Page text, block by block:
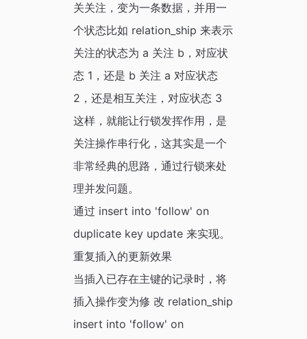
关关注，变为一条数据，并用一
个状态比如 relation_ship 来表示
关注的状态为 a 关注 b，对应状
态 1，还是 b 关注 a 对应状态
2，还是相互关注，对应状态 3
这样，就能让行锁发挥作用，是
关注操作串行化，这其实是一个
非常经典的思路，通过行锁来处
理并发问题。
通过 insert into 'follow' on
duplicate key update 来实现。
重复插入的更新效果
当插入已存在主键的记录时，将
插入操作变为修 改 relation_ship
insert into 'follow' on